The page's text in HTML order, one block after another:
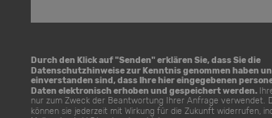
Durch den Klick auf "Senden" erklären Sie, dass Sie die
Datenschutzhinweisezur Kenntnis genommen haben
einverstanden sind, dass Ihre hier eingegebenen
Daten elektronisch erhoben und gespeichert werden.
nur zum Zweck der Beantwortung Ihrer Anfrage verwendet.
können sie jederzeit mit Wirkung für die Zukunft widerrufen,